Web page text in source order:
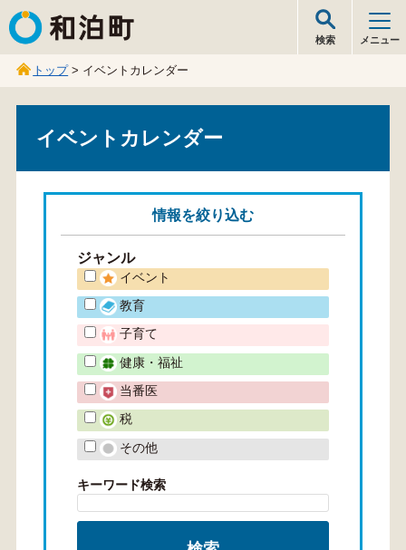
和泊町
検索 メニュー
トップ> イベントカレンダー
イベントカレンダー
情報を絞り込む
ジャンル
イベント
教育
子育て
健康・福祉
当番医
税
その他
キーワード検索